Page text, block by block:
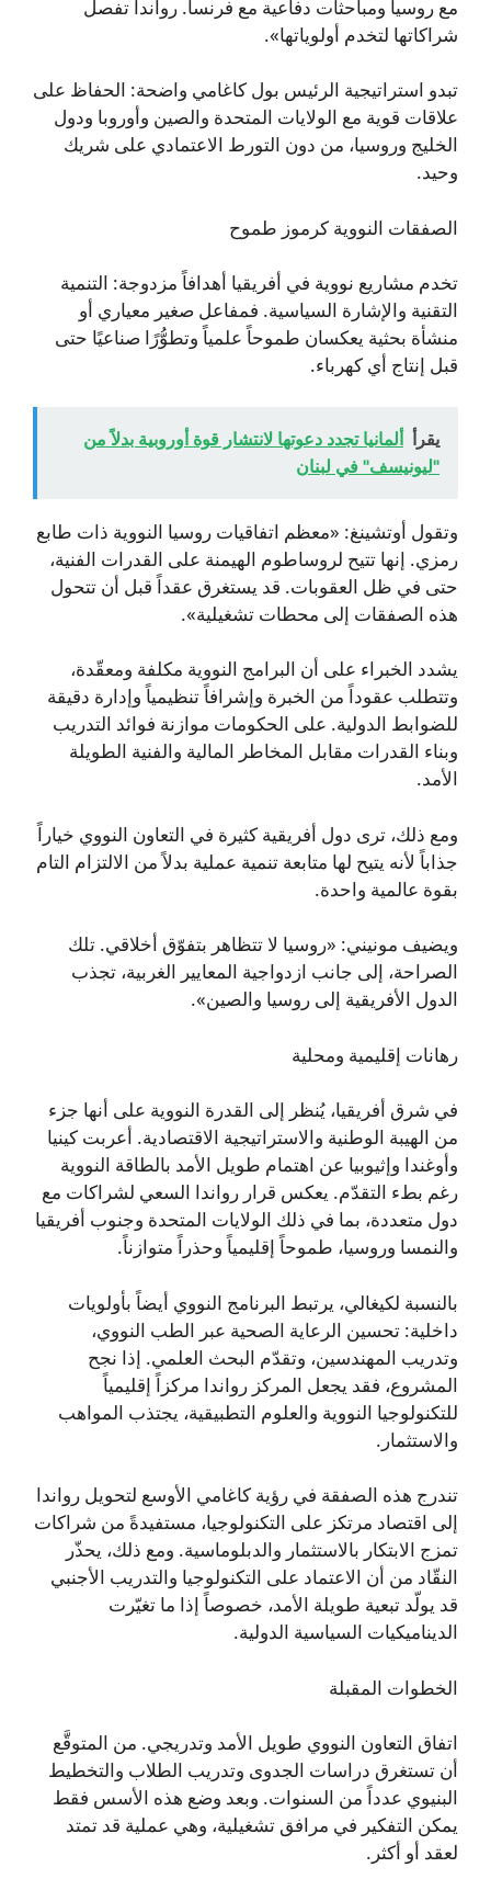
مع روسيا ومباحثات دفاعية مع فرنسا. رواندا تفصل
شراكاتها لتخدم أولوياتها».
تبدو استراتيجية الرئيس بول كاغامي واضحة: الحفاظ على
علاقات قوية مع الولايات المتحدة والصين وأوروبا ودول
الخليج وروسيا، من دون التورط الاعتمادي على شريك
وحيد.
الصفقات النووية كرموز طموح
تخدم مشاريع نووية في أفريقيا أهدافاً مزدوجة: التنمية
التقنية والإشارة السياسية. فمفاعل صغير معياري أو
منشأة بحثية يعكسان طموحاً علمياً وتطوُّرًا صناعيًا حتى
قبل إنتاج أي كهرباء.
يقرأ ألمانيا تجدد دعوتها لانتشار قوة أوروبية بدلاً من
"ليونيسف" في لبنان
وتقول أوتشينغ: «معظم اتفاقيات روسيا النووية ذات طابع
رمزي. إنها تتيح لروساطوم الهيمنة على القدرات الفنية،
حتى في ظل العقوبات. قد يستغرق عقداً قبل أن تتحول
هذه الصفقات إلى محطات تشغيلية».
يشدد الخبراء على أن البرامج النووية مكلفة ومعقّدة،
وتتطلب عقوداً من الخبرة وإشرافاً تنظيمياً وإدارة دقيقة
للضوابط الدولية. على الحكومات موازنة فوائد التدريب
وبناء القدرات مقابل المخاطر المالية والفنية الطويلة
الأمد.
ومع ذلك، ترى دول أفريقية كثيرة في التعاون النووي خياراً
جذاباً لأنه يتيح لها متابعة تنمية عملية بدلاً من الالتزام التام
بقوة عالمية واحدة.
ويضيف مونيني: «روسيا لا تتظاهر بتفوّق أخلاقي. تلك
الصراحة، إلى جانب ازدواجية المعايير الغربية، تجذب
الدول الأفريقية إلى روسيا والصين».
رهانات إقليمية ومحلية
في شرق أفريقيا، يُنظر إلى القدرة النووية على أنها جزء
من الهيبة الوطنية والاستراتيجية الاقتصادية. أعربت كينيا
وأوغندا وإثيوبيا عن اهتمام طويل الأمد بالطاقة النووية
رغم بطء التقدّم. يعكس قرار رواندا السعي لشراكات مع
دول متعددة، بما في ذلك الولايات المتحدة وجنوب أفريقيا
والنمسا وروسيا، طموحاً إقليمياً وحذراً متوازناً.
بالنسبة لكيغالي، يرتبط البرنامج النووي أيضاً بأولويات
داخلية: تحسين الرعاية الصحية عبر الطب النووي،
وتدريب المهندسين، وتقدّم البحث العلمي. إذا نجح
المشروع، فقد يجعل المركز رواندا مركزاً إقليمياً
للتكنولوجيا النووية والعلوم التطبيقية، يجتذب المواهب
والاستثمار.
تندرج هذه الصفقة في رؤية كاغامي الأوسع لتحويل رواندا
إلى اقتصاد مرتكز على التكنولوجيا، مستفيدةً من شراكات
تمزج الابتكار بالاستثمار والدبلوماسية. ومع ذلك، يحذّر
النقّاد من أن الاعتماد على التكنولوجيا والتدريب الأجنبي
قد يولّد تبعية طويلة الأمد، خصوصاً إذا ما تغيّرت
الديناميكيات السياسية الدولية.
الخطوات المقبلة
اتفاق التعاون النووي طويل الأمد وتدريجي. من المتوقَّع
أن تستغرق دراسات الجدوى وتدريب الطلاب والتخطيط
البنيوي عدداً من السنوات. وبعد وضع هذه الأسس فقط
يمكن التفكير في مرافق تشغيلية، وهي عملية قد تمتد
لعقد أو أكثر.